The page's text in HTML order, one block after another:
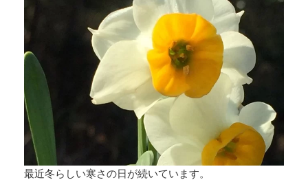
最近冬らしい寒さの日が続いています。